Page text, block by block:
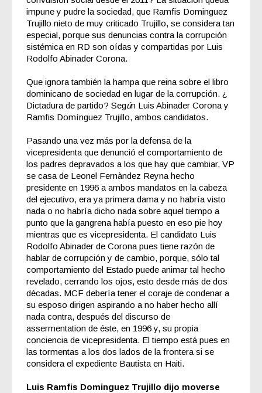
impune y pudre la sociedad, que Ramfis Dominguez
Trujillo nieto de muy criticado Trujillo, se considera tan
especial, porque sus denuncias contra la corrupción
sistémica en RD son oídas y compartidas por Luis
Rodolfo Abinader Corona.
Que ignora también la hampa que reina sobre el libro
dominicano de sociedad en lugar de la corrupción. ¿
Dictadura de partido? Según Luis Abinader Corona y
Ramfis Domínguez Trujillo, ambos candidatos.
Pasando una vez más por la defensa de la
vicepresidenta que denunció el comportamiento de
los padres depravados a los que hay que cambiar, VP
se casa de Leonel Fernàndez Reyna hecho
presidente en 1996 a ambos mandatos en la cabeza
del ejecutivo, era ya primera dama y no habría visto
nada o no habría dicho nada sobre aquel tiempo a
punto que la gangrena había puesto en eso pie hoy
mientras que es vicepresidenta. El candidato Luis
Rodolfo Abinader de Corona pues tiene razón de
hablar de corrupción y de cambio, porque, sólo tal
comportamiento del Estado puede animar tal hecho
revelado, cerrando los ojos, esto desde más de dos
décadas. MCF debería tener el coraje de condenar a
su esposo dirigen aspirando a no haber hecho allí
nada contra, después del discurso de
assermentation de éste, en 1996 y, su propia
conciencia de vicepresidenta. El tiempo está pues en
las tormentas a los dos lados de la frontera si se
considera el expediente Bautista en Haiti.
Luis Ramfis Dominguez Trujillo dijo moverse